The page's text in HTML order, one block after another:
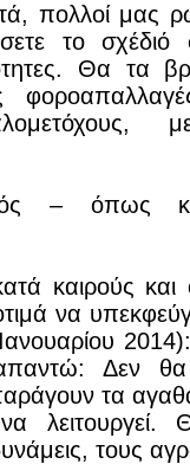
πολλοί μας
το
Θα
– όπως
καιρούς
να
Δεν
τα
τους